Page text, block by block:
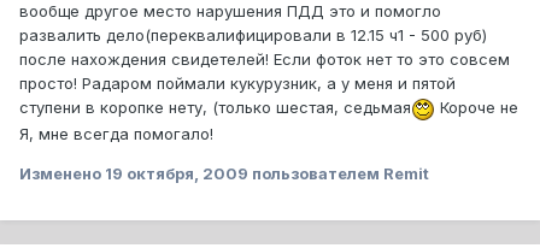
вообще другое место нарушения ПДД это и помогло
развалить дело(переквалифицировали в 12.15 ч1 - 500 руб)
после нахождения свидетелей! Если фоток нет то это совсем
просто! Радаром поймали кукурузник, а у меня и пятой
ступени в коропке нету, (только шестая, седьмая
Короче не
Я, мне всегда помогало!
Изменено 19 октября, 2009 пользователем Remit